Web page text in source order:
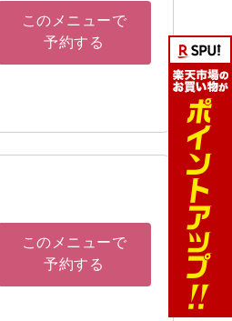
このメニューで
予約する
このメニューで
予約する